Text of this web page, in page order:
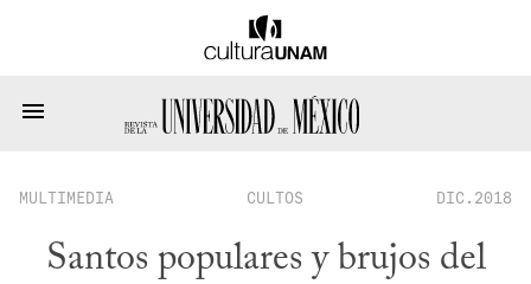
MULTIMEDIA CULTOS DIC.2018
Santos populares y brujos del